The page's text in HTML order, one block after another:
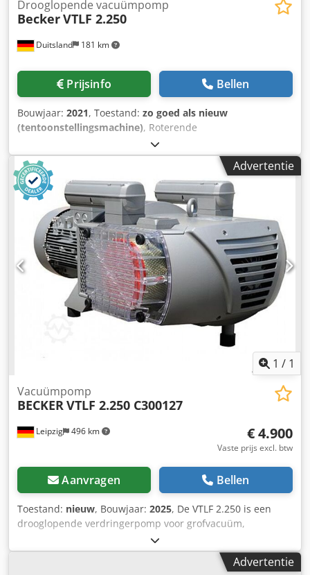
Duitsland 181 km
Drooglopende vacuümpomp
BeckerVTLF 2.250
Prijsinfo Bellen
Bouwjaar: 2021, Toestand: zo goed als nieuw
(tentoonstellingsmachine), Roterende
schottenvacuümpomp - droogloper Fabrikant: Becker Type:
VTLF 2.250 Motor: 400V/50Hz Zuigcapaciteit: 250m³/h
Uiteindelijke druk: 200mbar (abs.) Dodpfxehmfraj Ah Rock
komt overeen met 90% vacuüm Status: Nieuw Levertijd: uit
voorraad
Advertentie
1 / 1
Leipzig 496 km
Vacuümpomp
BECKERVTLF 2.250 C300127
€ 4.900
Vaste prijs excl. btw
Aanvragen Bellen
Toestand: nieuw, Bouwjaar: 2025, De VTLF 2.250 is een
drooglopende verdringerpomp voor grofvacuüm,
ontworpen voor continu bedrijf. De pomp gebruikt zelf-
smerende schoepen van een grafietcomposiet, vereist
minimaal onderhoud en geen olieverversing. Dcodpfx Aov
Advertentie